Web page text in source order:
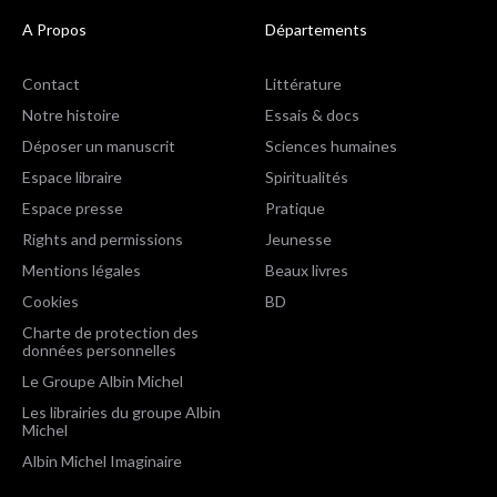
A Propos
Contact
Notre histoire
Déposer un manuscrit
Espace libraire
Espace presse
Rights and permissions
Mentions légales
Cookies
Charte de protection des
données personnelles
Le Groupe Albin Michel
Les librairies du groupe Albin
Michel
Albin Michel Imaginaire
Départements
Littérature
Essais & docs
Sciences humaines
Spiritualités
Pratique
Jeunesse
Beaux livres
BD